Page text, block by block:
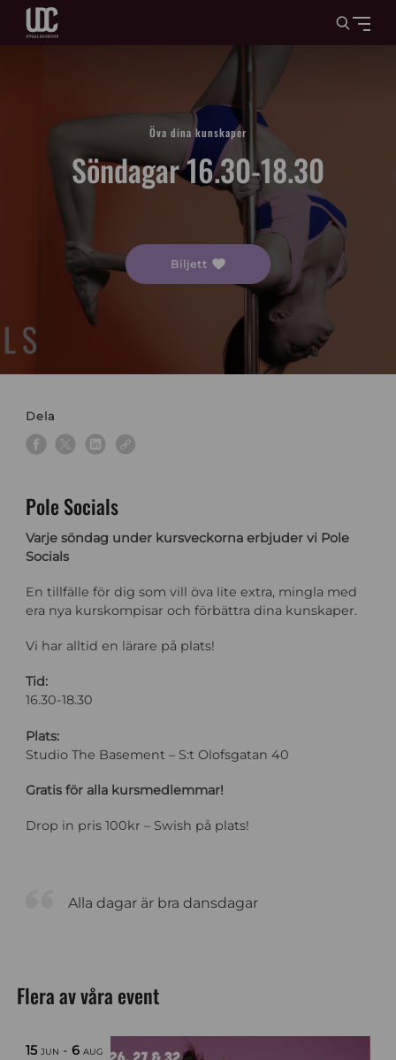
Öva dina kunskaper
Söndagar 16.30-18.30
Biljett
Dela
Pole Socials
Varje söndag under kursveckorna erbjuder vi Pole
Socials
En tillfälle för dig som vill öva lite extra, mingla med
era nya kurskompisar och förbättra dina kunskaper.
Vi har alltid en lärare på plats!
Tid:
16.30-18.30
Plats:
Studio The Basement – S:t Olofsgatan 40
Gratis för alla kursmedlemmar!
Drop in pris 100kr – Swish på plats!
Alla dagar är bra dansdagar
Flera av våra event
15 JUN - 6 AUG